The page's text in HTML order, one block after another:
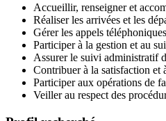
Accueillir, renseigner et
Réaliser les arrivées et les
Gérer les appels
Participer à la gestion et au
Assurer le suivi administratif
Contribuer à la satisfaction et
Participer aux opérations de
Veiller au respect des